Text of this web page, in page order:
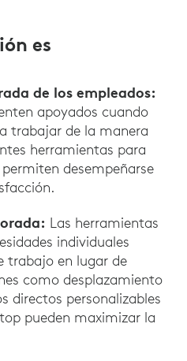
es
de los empleados:
apoyados cuando
trabajar de la manera
herramientas para
desempeñarse
Las herramientas
individuales
trabajo en lugar de
como desplazamiento
directos personalizables
pueden maximizar la